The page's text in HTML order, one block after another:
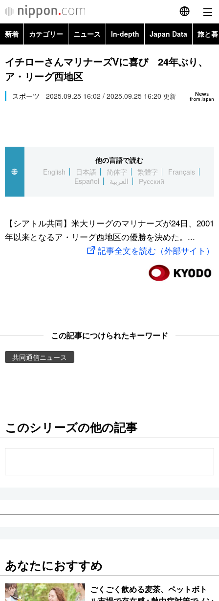
English
简体字
Русский
カテゴリー
経済・ビジネス
国際
文化
トップ
アーカイブ
In-depth
Japan Data
動画/Live
お知らせ
新着 カテゴリー ニュース In-depth Japan Data 旅と
政治・外交
経済・ビジネス
スポーツ・東京2020
Topics
イチローさんマリナーズVに喜び 24年ぶり、
ア・リーグ西地区
News
from Japan
スポーツ 2025.09.25 16:02 / 2025.09.25 16:20 更新
他の言語で読む
English
日本語 简体字 繁體字
Français
Español
العربية Русский
【シアトル共同】米大リーグのマリナーズが24日、2001
年以来となるア・リーグ西地区の優勝を決めた。...
記事全文を読む（外部サイト）
この記事につけられたキーワード
共同通信ニュース
このシリーズの他の記事
あなたにおすすめ
ごくごく飲める麦茶、ペットボト